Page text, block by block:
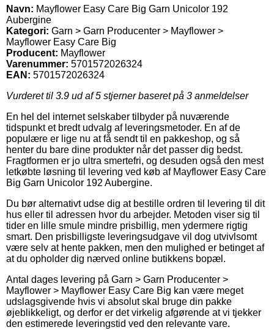
Navn: Mayflower Easy Care Big Garn Unicolor 192
Aubergine
Kategori: Garn > Garn Producenter > Mayflower >
Mayflower Easy Care Big
Producent: Mayflower
Varenummer: 5701572026324
EAN: 5701572026324
Vurderet til 3.9 ud af 5 stjerner baseret på 3 anmeldelser
En hel del internet selskaber tilbyder på nuværende
tidspunkt et bredt udvalg af leveringsmetoder. En af de
populære er lige nu at få sendt til en pakkeshop, og så
henter du bare dine produkter når det passer dig bedst.
Fragtformen er jo ultra smertefri, og desuden også den mest
letkøbte løsning til levering ved køb af Mayflower Easy Care
Big Garn Unicolor 192 Aubergine.
Du bør alternativt udse dig at bestille ordren til levering til dit
hus eller til adressen hvor du arbejder. Metoden viser sig til
tider en lille smule mindre prisbillig, men ydermere rigtig
smart. Den prisbilligste leveringsudgave vil dog utvivlsomt
være selv at hente pakken, men den mulighed er betinget af
at du opholder dig nærved online butikkens bopæl.
Antal dages levering på Garn > Garn Producenter >
Mayflower > Mayflower Easy Care Big kan være meget
udslagsgivende hvis vi absolut skal bruge din pakke
øjeblikkeligt, og derfor er det virkelig afgørende at vi tjekker
den estimerede leveringstid ved den relevante vare.